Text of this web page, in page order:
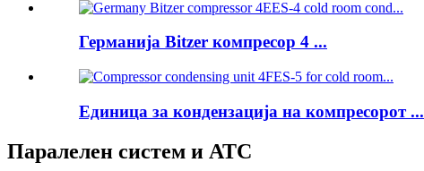
Германија Bitzer компресор 4 ...
Единица за кондензација на компресорот ...
Паралелен систем и АТС